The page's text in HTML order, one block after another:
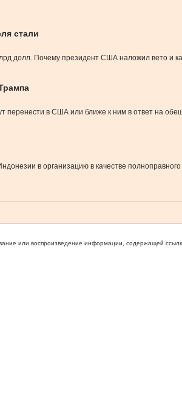
стали
долл. Почему президент США наложил вето и
перенести в США или ближе к ним в ответ
в организацию в качестве полноправного
или воспроизведение информации, содержащей